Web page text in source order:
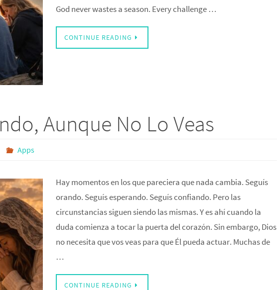
God never wastes a season. Every challenge …
CONTINUE READING
Aunque No Lo Veas
Apps
Hay momentos en los que pareciera que nada cambia. Seguís
orando. Seguís esperando. Seguís confiando. Pero las
circunstancias siguen siendo las mismas. Y es ahí cuando la
duda comienza a tocar la puerta del corazón. Sin embargo, Dios
no necesita que vos veas para que Él pueda actuar. Muchas de
…
CONTINUE READING